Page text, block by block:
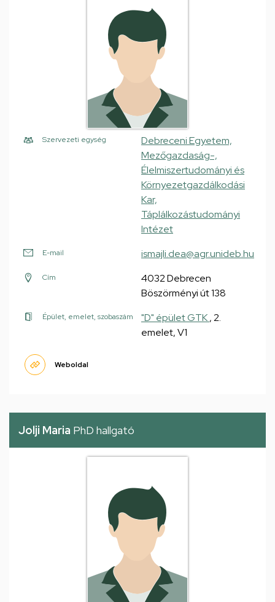
Szervezeti egység
Debreceni Egyetem,
Mezőgazdaság-,
Élelmiszertudományi és
Környezetgazdálkodási
Kar,
Táplálkozástudományi
Intézet
E-mail ismajli.dea@agr.unideb.hu
Cím
4032 Debrecen
Böszörményi út 138
Épület, emelet, szobaszám "D" épület GTK, 2.
emelet, V1
Weboldal
Jolji Maria PhD hallgató